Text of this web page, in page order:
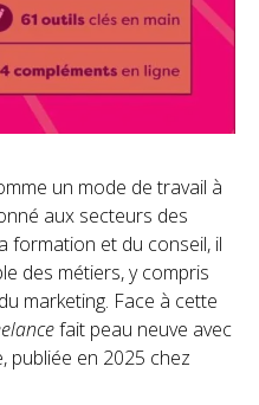
un mode de travail à
aux secteurs des
formation et du conseil, il
des métiers, y compris
marketing. Face à cette
fait peau neuve avec
publiée en 2025 chez